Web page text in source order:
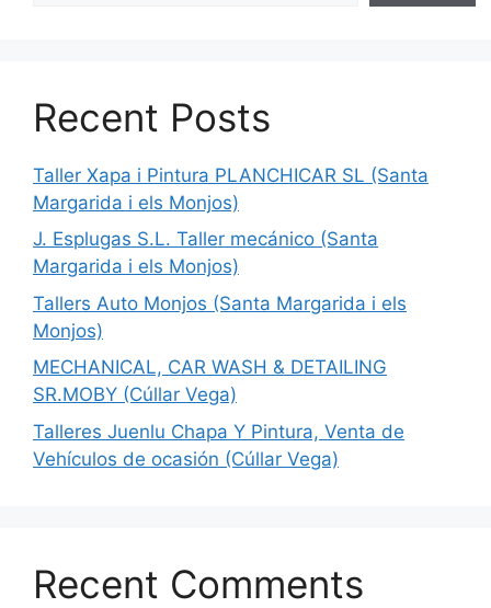
Recent Posts
Taller Xapa i Pintura PLANCHICAR SL (Santa
Margarida i els Monjos)
J. Esplugas S.L. Taller mecánico (Santa
Margarida i els Monjos)
Tallers Auto Monjos (Santa Margarida i els
Monjos)
MECHANICAL, CAR WASH & DETAILING
SR.MOBY (Cúllar Vega)
Talleres Juenlu Chapa Y Pintura, Venta de
Vehículos de ocasión (Cúllar Vega)
Recent Comments